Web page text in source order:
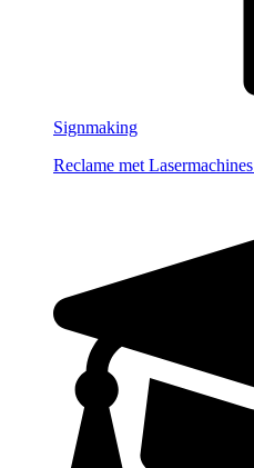
Signmaking
Reclame met Lasermachines